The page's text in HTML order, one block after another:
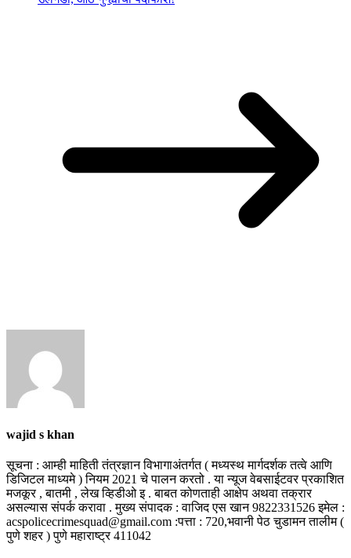
wajid s khan
सूचना : आम्ही माहिती तंत्रज्ञान विभागाअंतर्गत ( मध्यस्थ मार्गदर्शक तत्वे आणि
डिजिटल माध्यमे ) नियम 2021 चे पालन करतो . या न्यूज वेबसाईटवर प्रकाशित
मजकूर , बातमी , लेख व्हिडीओ इ . बाबत कोणताही आक्षेप अथवा तक्रार
असल्यास संपर्क करावा . मुख्य संपादक : वाजिद एस खान 9822331526 इमेल :
acspolicecrimesquad@gmail.com :पत्ता : 720,भवानी पेठ चुडामन तालीम (
पुणे शहर ) पुणे महाराष्ट्र 411042